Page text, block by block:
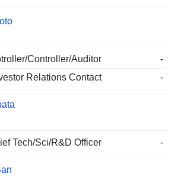
Controller/Auditor
-
Relations Contact
-
Tech/Sci/R&D Officer -